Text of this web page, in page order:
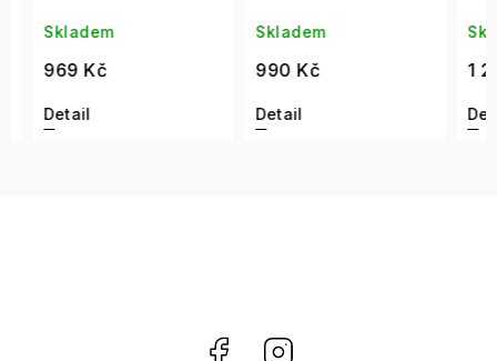
Skladem
969 Kč
Detail
Skladem
990 Kč
Detail
1
Facebook